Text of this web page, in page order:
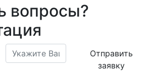
вопросы?
Отправить
заявку